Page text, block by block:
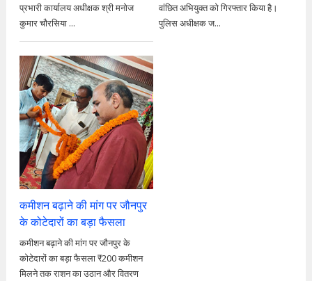
प्रभारी कार्यालय अधीक्षक श्री मनोज
कुमार चौरसिया ...
वांछित अभियुक्त को गिरफ्तार किया है।
पुलिस अधीक्षक ज...
कमीशन बढ़ाने की मांग पर जौनपुर
के कोटेदारों का बड़ा फैसला
कमीशन बढ़ाने की मांग पर जौनपुर के
कोटेदारों का बड़ा फैसला ₹200 कमीशन
मिलने तक राशन का उठान और वितरण